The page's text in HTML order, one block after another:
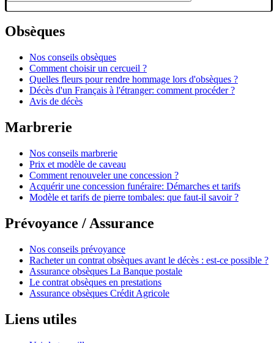
Obsèques
Nos conseils obsèques
Comment choisir un cercueil ?
Quelles fleurs pour rendre hommage lors d'obsèques ?
Décès d'un Français à l'étranger: comment procéder ?
Avis de décès
Marbrerie
Nos conseils marbrerie
Prix et modèle de caveau
Comment renouveler une concession ?
Acquérir une concession funéraire: Démarches et tarifs
Modèle et tarifs de pierre tombales: que faut-il savoir ?
Prévoyance / Assurance
Nos conseils prévoyance
Racheter un contrat obsèques avant le décès : est-ce possible ?
Assurance obsèques La Banque postale
Le contrat obsèques en prestations
Assurance obsèques Crédit Agricole
Liens utiles